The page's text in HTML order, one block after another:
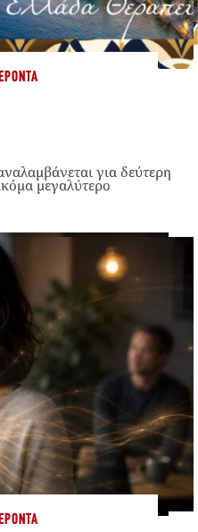
για δεύτερη
μεγαλύτερο